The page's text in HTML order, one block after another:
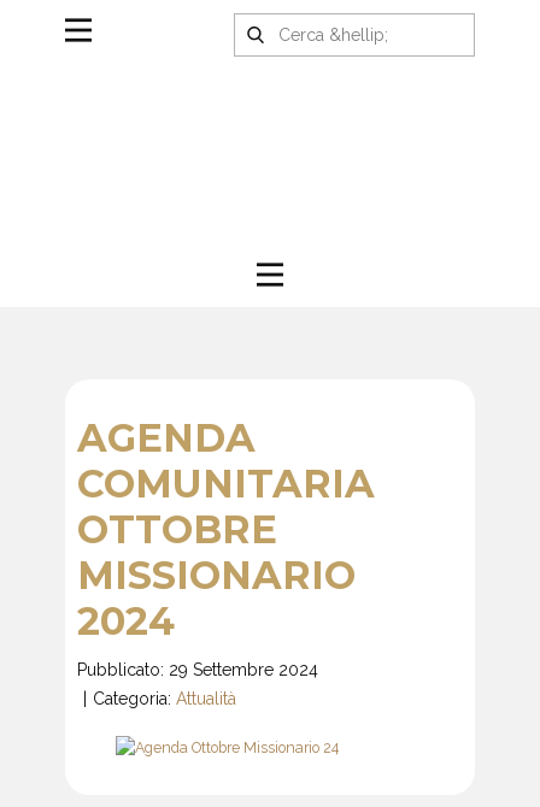
AGENDA
COMUNITARIA
OTTOBRE
MISSIONARIO
2024
Pubblicato: 29 Settembre 2024
Categoria: Attualità